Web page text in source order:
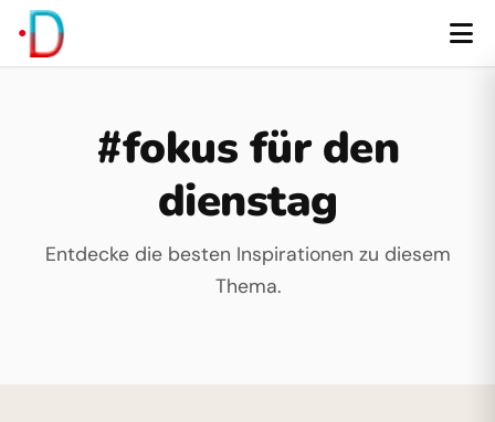
#fokus für den
dienstag
Entdecke die besten Inspirationen zu diesem
Thema.